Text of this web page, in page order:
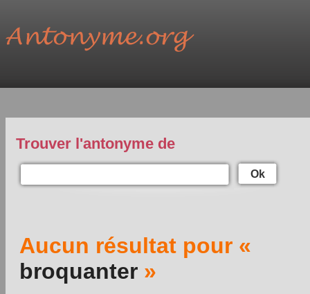
Trouver l'antonyme de
Ok
Aucun résultat pour «
broquanter »